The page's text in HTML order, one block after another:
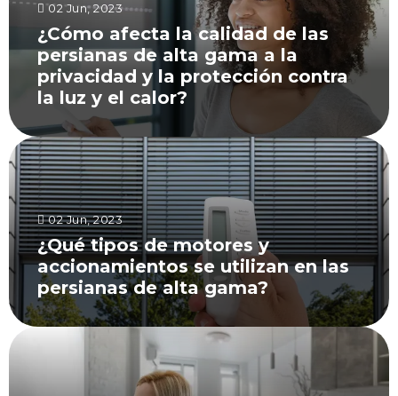
02 Jun, 2023
¿Cómo afecta la calidad de las
persianas de alta gama a la
privacidad y la protección contra
la luz y el calor?
02 Jun, 2023
¿Qué tipos de motores y
accionamientos se utilizan en las
persianas de alta gama?